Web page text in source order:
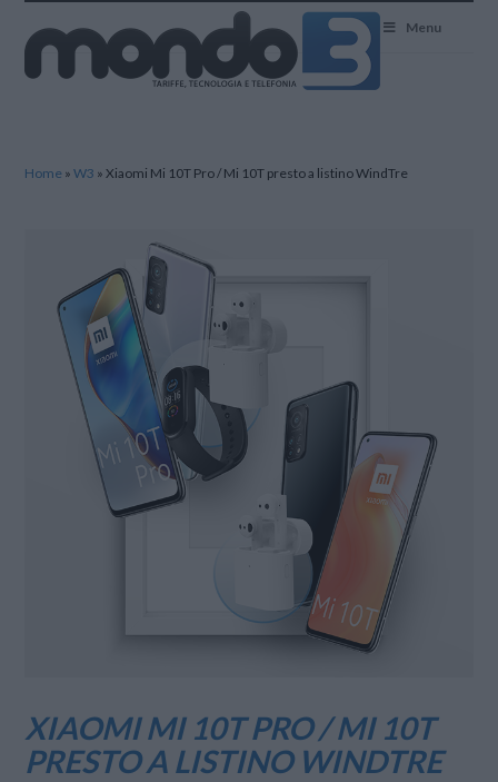
Menu
Home »W3 »Xiaomi Mi 10T Pro / Mi 10T presto a listino WindTre
XIAOMI MI 10T PRO / MI 10T
PRESTO A LISTINO WINDTRE